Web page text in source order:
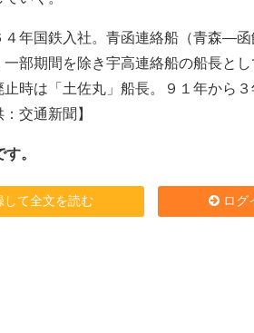
年国鉄入社。青函連絡船（青森―函
部期間を除き宇高連絡船の船長と
時は「土佐丸」船長。９１年から
交通新聞】
。
して全文を読む ログ